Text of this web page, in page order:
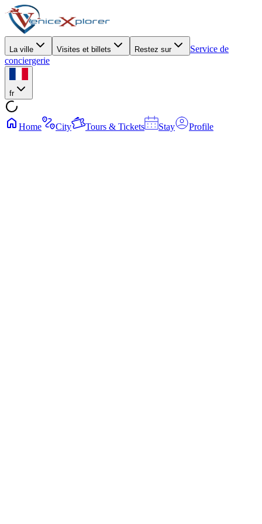
La ville Visites et billets Restez sur
Service de
conciergerie
fr
Home City Tours & Tickets Stay Profile